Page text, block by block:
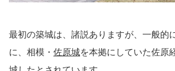
最初の築城は、諸説ありますが、一般的
に、相模・ 佐原城を本拠にしていた佐原